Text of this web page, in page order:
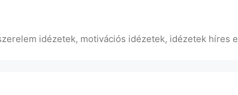
idézetek, motivációs idézetek, idézetek híres